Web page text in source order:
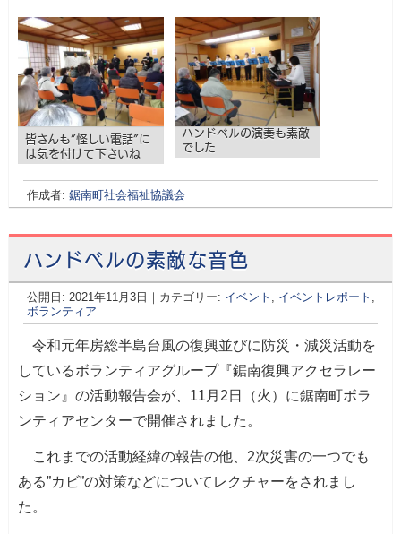
皆さんも”怪しい電話”に
は気を付けて下さいね
ハンドベルの演奏も素敵
でした
作成者: 鋸南町社会福祉協議会
ハンドベルの素敵な音色
公開日: 2021年11月3日 （ 2022年2月15日更新）
｜カテゴリー: イベント イベントレポート
ボランティア
令和元年房総半島台風の復興並びに防災・減災活動を
しているボランティアグループ『鋸南復興アクセラレー
ション』の活動報告会が、11月2日（火）に鋸南町ボラ
ンティアセンターで開催されました。
これまでの活動経緯の報告の他、2次災害の一つでも
ある”カビ”の対策などについてレクチャーをされまし
た。